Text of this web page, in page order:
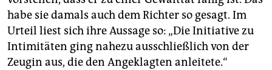
habe sie damals auch dem Richter so gesagt. Im
Urteil liest sich ihre Aussage so: „Die Initiative zu
Intimitäten ging nahezu ausschließlich von der
Zeugin aus, die den Angeklagten anleitete.“